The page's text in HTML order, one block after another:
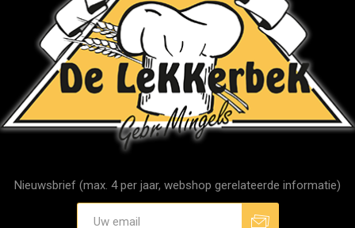
Nieuwsbrief (max. 4 per jaar, webshop gerelateerde informatie)